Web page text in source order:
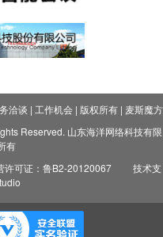
洽谈 | 工作机会| 版权所有| 麦斯魔方
Reserved. 山东海洋网络科技有限
有
许可证：鲁B2-20120067
技术支